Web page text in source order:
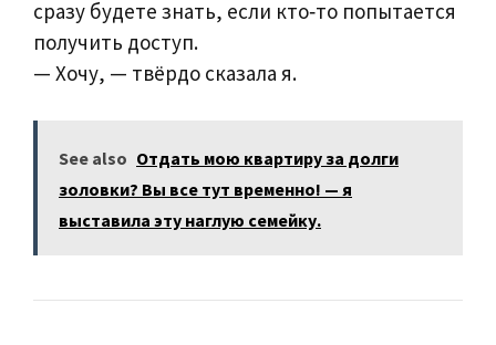
сразу будете знать, если кто‑то попытается
получить доступ.
— Хочу, — твёрдо сказала я.
See also Отдать мою квартиру за долги
золовки? Вы все тут временно! — я
выставила эту наглую семейку.